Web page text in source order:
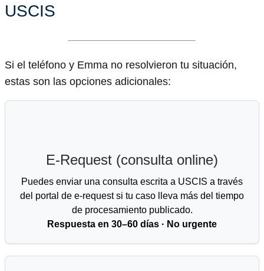
USCIS
Si el teléfono y Emma no resolvieron tu situación,
estas son las opciones adicionales:
E-Request (consulta online)
Puedes enviar una consulta escrita a USCIS a través
del portal de e-request si tu caso lleva más del tiempo
de procesamiento publicado.
Respuesta en 30–60 días · No urgente